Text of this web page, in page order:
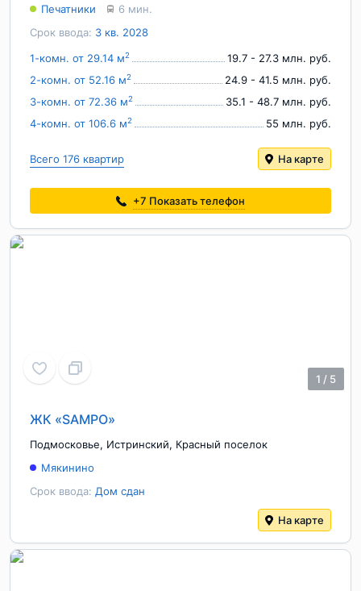
Срок ввода: 3 кв. 2028
Печатники 6 мин.
1-комн. от 29.14 м2
19.7 - 27.3 млн. руб.
2-комн. от 52.16 м2
24.9 - 41.5 млн. руб.
3-комн. от 72.36 м2
35.1 - 48.7 млн. руб.
4-комн. от 106.6 м2 55 млн. руб.
Всего 176 квартир На карте
+7 Показать телефон
1 / 5
ЖК «SAMPO»
Подмосковье, Истринский, Красный поселок
Срок ввода: Дом сдан
Мякинино
На карте